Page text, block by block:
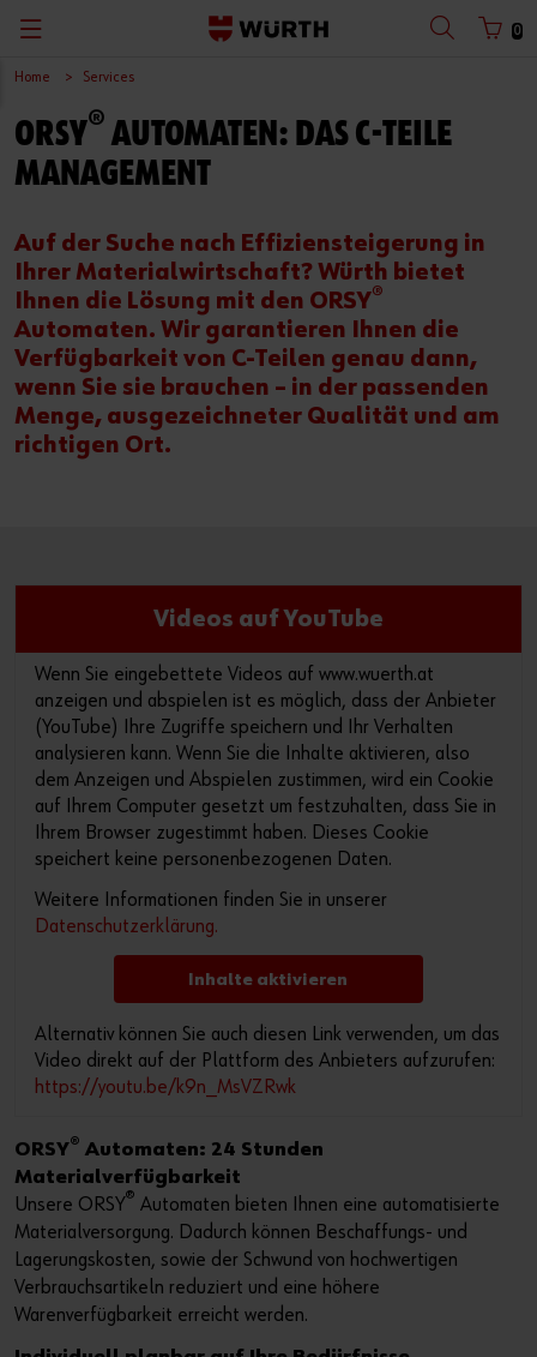
0
Home Services
ORSY® AUTOMATEN: DAS C-TEILE
MANAGEMENT
Auf der Suche nach Effiziensteigerung in
Ihrer Materialwirtschaft? Würth bietet
Ihnen die Lösung mit den ORSY®
Automaten. Wir garantieren Ihnen die
Verfügbarkeit von C-Teilen genau dann,
wenn Sie sie brauchen – in der passenden
Menge, ausgezeichneter Qualität und am
richtigen Ort.
Videos auf YouTube
Wenn Sie eingebettete Videos auf www.wuerth.at
anzeigen und abspielen ist es möglich, dass der Anbieter
(YouTube) Ihre Zugriffe speichern und Ihr Verhalten
analysieren kann. Wenn Sie die Inhalte aktivieren, also
dem Anzeigen und Abspielen zustimmen, wird ein Cookie
auf Ihrem Computer gesetzt um festzuhalten, dass Sie in
Ihrem Browser zugestimmt haben. Dieses Cookie
speichert keine personenbezogenen Daten.
Weitere Informationen finden Sie in unserer
Datenschutzerklärung.
Inhalte aktivieren
Alternativ können Sie auch diesen Link verwenden, um das
Video direkt auf der Plattform des Anbieters aufzurufen:
https://youtu.be/k9n_MsVZRwk
ORSY® Automaten: 24 Stunden
Materialverfügbarkeit
Unsere ORSY® Automaten bieten Ihnen eine automatisierte
Materialversorgung. Dadurch können Beschaffungs- und
Lagerungskosten, sowie der Schwund von hochwertigen
Verbrauchsartikeln reduziert und eine höhere
Warenverfügbarkeit erreicht werden.